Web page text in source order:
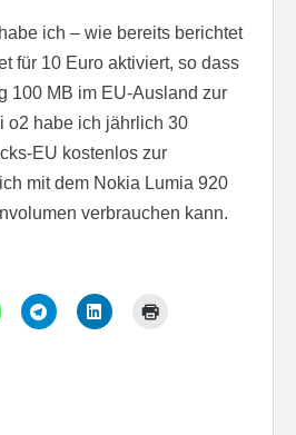
ich – wie bereits berichtet
für 10 Euro aktiviert, so dass
100 MB im EU-Ausland zur
o2 habe ich jährlich 30
EU kostenlos zur
mit dem Nokia Lumia 920
verbrauchen kann.